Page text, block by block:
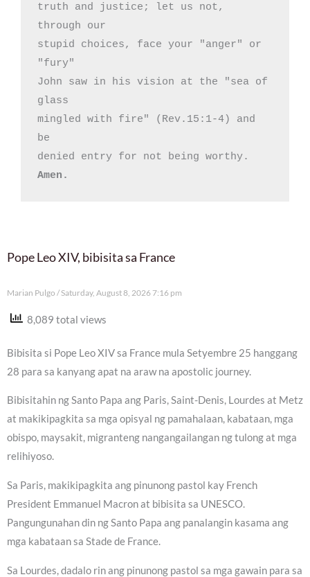
truth and justice; let us not,
through our
stupid choices, face your "anger" or
"fury"
John saw in his vision at the "sea of
glass
mingled with fire" (Rev.15:1-4) and
be
Amen.
Pope Leo XIV, bibisita sa France
Marian Pulgo Saturday, August 8, 2026 7:16 pm
8,089 total views
Bibisita si Pope Leo XIV sa France mula Setyembre 25 hanggang
28 para sa kanyang apat na araw na apostolic journey.
Bibisitahin ng Santo Papa ang Paris, Saint-Denis, Lourdes at Metz
at makikipagkita sa mga opisyal ng pamahalaan, kabataan, mga
obispo, maysakit, migranteng nangangailangan ng tulong at mga
relihiyoso.
Sa Paris, makikipagkita ang pinunong pastol kay French
President Emmanuel Macron at bibisita sa UNESCO.
Pangungunahan din ng Santo Papa ang panalangin kasama ang
mga kabataan sa Stade de France.
Sa Lourdes, dadalo rin ang pinunong pastol sa mga gawain para sa